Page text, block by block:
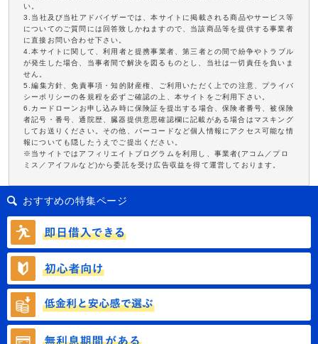
い。
3.当社及び当社アドバイザーでは、本サイトに掲載される商品やサービス等
についてのご質問には回答致しかねますので、当該商品等を提供する事業者
に直接お問い合わせ下さい。
4.本サイトに関して、利用者と提携事業者、第三者との間で紛争やトラブル
が発生した場合、当事者間で解決を図るものとし、当社は一切責任を負いま
せん。
5.編集方針、免責事項・知的財産権、ご利用いただく上での注意、プライバ
シーポリシーの各規程を必ずご確認の上、本サイトをご利用下さい。
6.カードローンお申し込み時に保険証を提出する場合、保険者番号、被保険
者記号・番号、通院歴、臓器提供意思確認欄に記載がある場合はマスキング
してお送りください。その他、バーコードなど個人情報にアクセス可能な情
報についても隠したうえでご提出ください。
※当サイトではアフィリエイトプログラムを利用し、事業者(アコム／プロ
ミス／アイフルなど)から委託を受け広告収益を得て運営しております。
おすすめの特集ページ